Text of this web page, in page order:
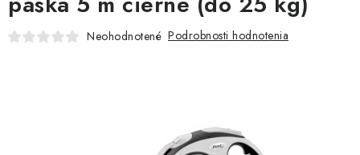
AKCIE
Neohodnotené Podrobnosti hodnotenia